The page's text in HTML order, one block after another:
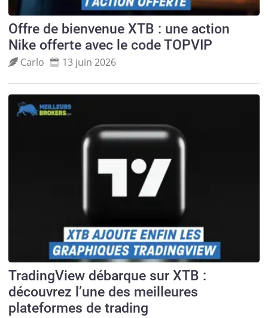
Offre de bienvenue XTB : une action
Nike offerte avec le code TOPVIP
Carlo 13 juin 2026
TradingView débarque sur XTB :
découvrez l’une des meilleures
plateformes de trading